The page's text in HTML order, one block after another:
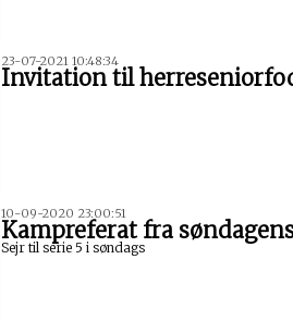
23-07-2021 10:48:34
Invitation til
10-09-2020 23:00:51
Kampreferat fra
Sejr til serie 5 i søndags